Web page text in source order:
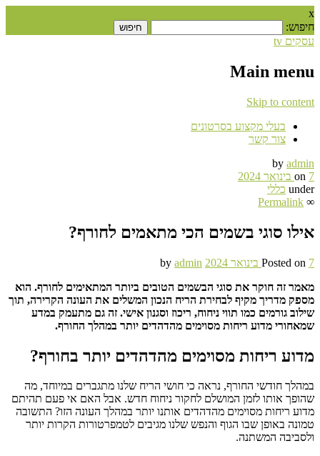
x
חיפוש:
עסקים tv
Main menu
Skip to content
בעלי מקצוע בסרטונים
צור קשר
by admin
on 7 בינואר 2024
under כללי
∞
Permalink
אילו סוגי בשמים הכי מתאמים לחורף?
Posted on 7 בינואר 2024 by admin
מאמר זה חוקר את סוגי הבשמים הטובים ביותר המתאימים לחורף. הוא
מספק מדריך מקיף לבחירת הריח הנכון המשלים את העונה הקרירה, תוך
שילוב גורמים כמו תווי ניחוח, ריכוז וסגנון אישי. זה גם מתעמק במדע
שמאחורי מדוע ריחות מסוימים מהדהדים יותר במהלך החורף.
מדוע ריחות מסוימים מהדהדים יותר בחורף?
במהלך חודשי החורף, נראה כי חושי הריח שלנו מתגברים במיוחד, מה
שהופך אותו לזמן המושלם לחקור ניחוח חדש. אבל האם אי פעם תהיתם
מדוע ריחות מסוימים מהדהדים אותנו יותר במהלך העונה הזו? התשובה
טמונה באופן שבו הגוף והנפש שלנו מגיבים לטמפרטורות הקרות יותר
ולסביבה המשתנה.